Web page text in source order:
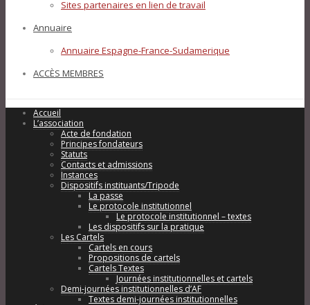
Sites partenaires en lien de travail
Annuaire
Annuaire Espagne-France-Sudamerique
ACCÈS MEMBRES
Accueil
L’association
Acte de fondation
Principes fondateurs
Statuts
Contacts et admissions
Instances
Dispositifs instituants/Tripode
La passe
Le protocole institutionnel
Le protocole institutionnel – textes
Les dispositifs sur la pratique
Les Cartels
Cartels en cours
Propositions de cartels
Cartels Textes
Journées institutionnelles et cartels
Demi-journées institutionnelles d’AF
Textes demi-journées institutionnelles